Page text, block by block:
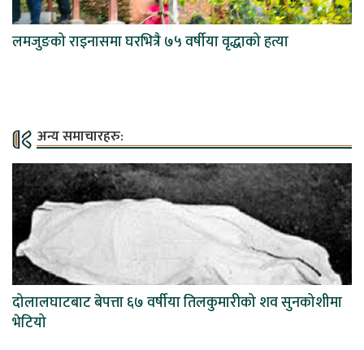
लमजुङको राइनासमा घरभित्रै ७५ वर्षीया वृद्धाको हत्या
अन्य समाचारहरु:
दोलालघाटबाट बेपत्ता ६७ वर्षीया तिलकुमारीको शव सुनकोशीमा
भेटियो